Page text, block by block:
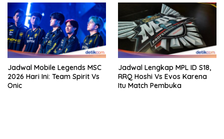
Jadwal Mobile Legends MSC
2026 Hari Ini: Team Spirit Vs
Onic
Jadwal Lengkap MPL ID S18,
RRQ Hoshi Vs Evos Karena
Itu Match Pembuka